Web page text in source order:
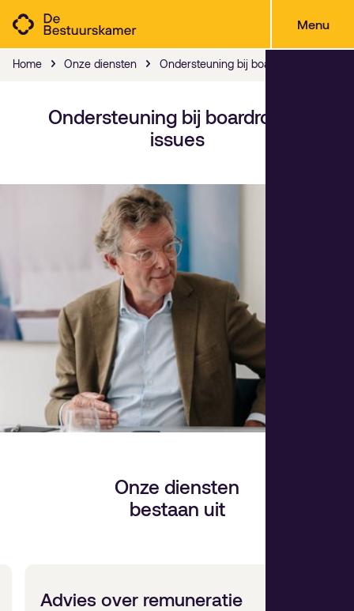
Menu
Home Onze diensten Ondersteuning bij boardroom-issues
Ondersteuning bij boardroom-
issues
Onze diensten
bestaan uit
Advies over remuneratie